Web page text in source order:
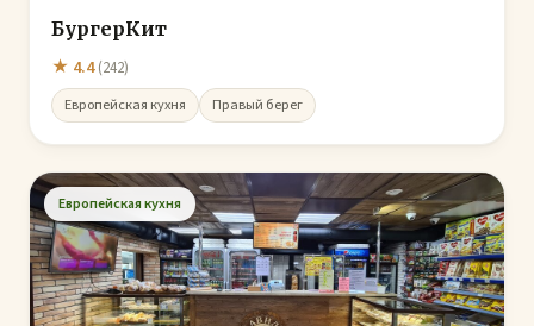
БургерКит
★ 4.4(242)
Европейская кухня Правый берег
Европейская кухня